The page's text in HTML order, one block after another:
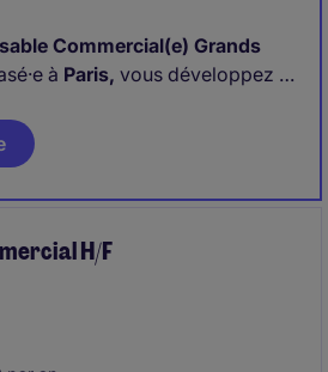
Commercial(e) Grands
à Paris, vous développez la
de notre client en
internationale.
en Europe sont à
H/F